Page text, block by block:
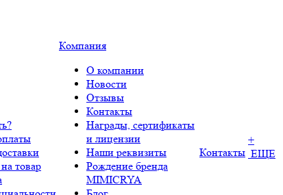
товар
Компания
О компании
Новости
Отзывы
Контакты
Награды, сертификаты
и лицензии
Наши реквизиты
Рождение бренда
MIMICRYA
Контакты
+
ЕЩЕ